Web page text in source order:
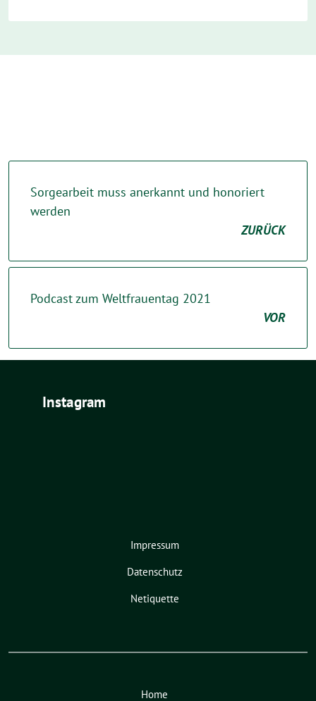
Sorgearbeit muss anerkannt und honoriert
werden
ZURÜCK
Podcast zum Weltfrauentag 2021
VOR
Instagram
Impressum
Datenschutz
Netiquette
Home